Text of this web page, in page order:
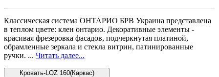
Классическая система ОНТАРИО БРВ Украина представлена
в теплом цвете: клен онтарио. Декоративные элементы -
красивая фрезеровка фасадов, подчеркнутая платиной,
обрамленные зеркала и стекла витрин, патинированные
ручки. ... Читать далее...
Кровать-LOZ 160(Каркас)